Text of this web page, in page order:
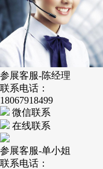
参展客服-陈经理
联系电话：
18067918499
微信联系
在线联系
参展客服-单小姐
联系电话：